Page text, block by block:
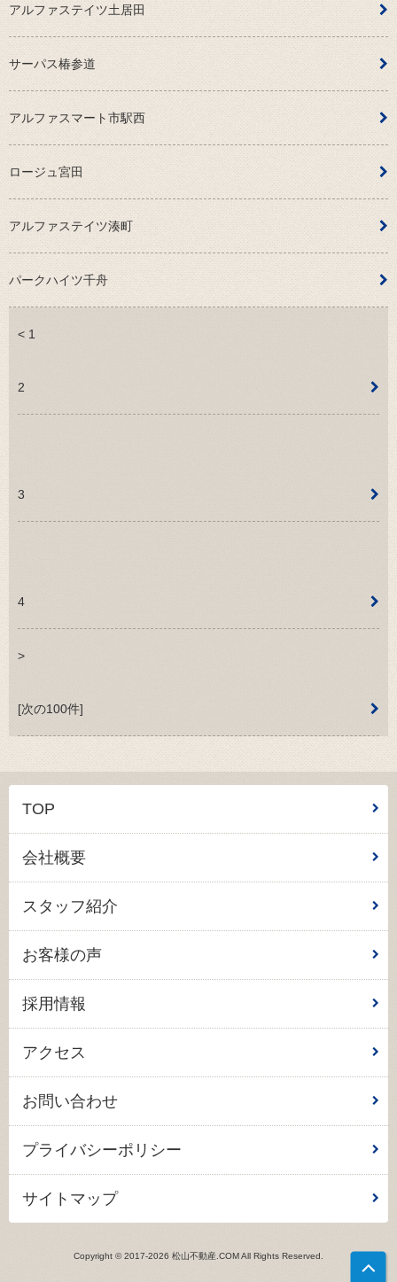
アルファステイツ土居田
サーパス椿参道
アルファスマート市駅西
ロージュ宮田
アルファステイツ湊町
パークハイツ千舟
< 1
2
3
4
>
[次の100件]
TOP
会社概要
スタッフ紹介
お客様の声
採用情報
アクセス
お問い合わせ
プライバシーポリシー
サイトマップ
Copyright © 2017-2026 松山不動産.COM All Rights Reserved.